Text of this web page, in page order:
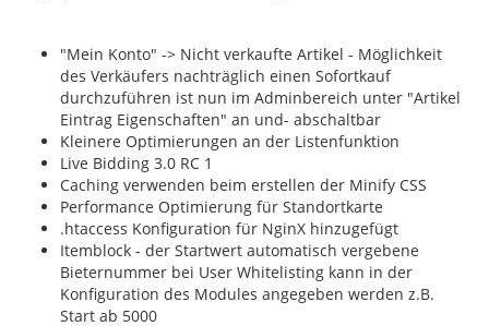
"Mein Konto" -> Nicht verkaufte Artikel - Möglichkeit
des Verkäufers nachträglich einen Sofortkauf
durchzuführen ist nun im Adminbereich unter "Artikel
Eintrag Eigenschaften" an und- abschaltbar
Kleinere Optimierungen an der Listenfunktion
Live Bidding 3.0 RC 1
Caching verwenden beim erstellen der Minify CSS
Performance Optimierung für Standortkarte
.htaccess Konfiguration für NginX hinzugefügt
Itemblock - der Startwert automatisch vergebene
Bieternummer bei User Whitelisting kann in der
Konfiguration des Modules angegeben werden z.B.
Start ab 5000